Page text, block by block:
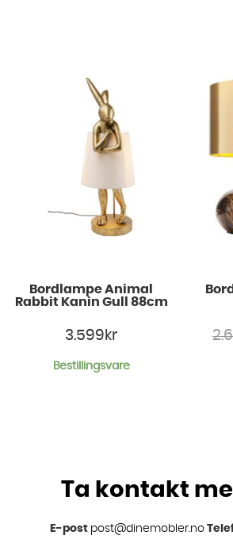
Bordlampe Animal
Rabbit Kanin Gull 88cm
3.599 kr
Bestillingsvare
Ta kontakt
E-post post@dinemobler.no